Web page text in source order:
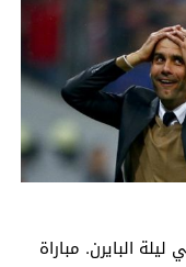
البايرن. مباراة